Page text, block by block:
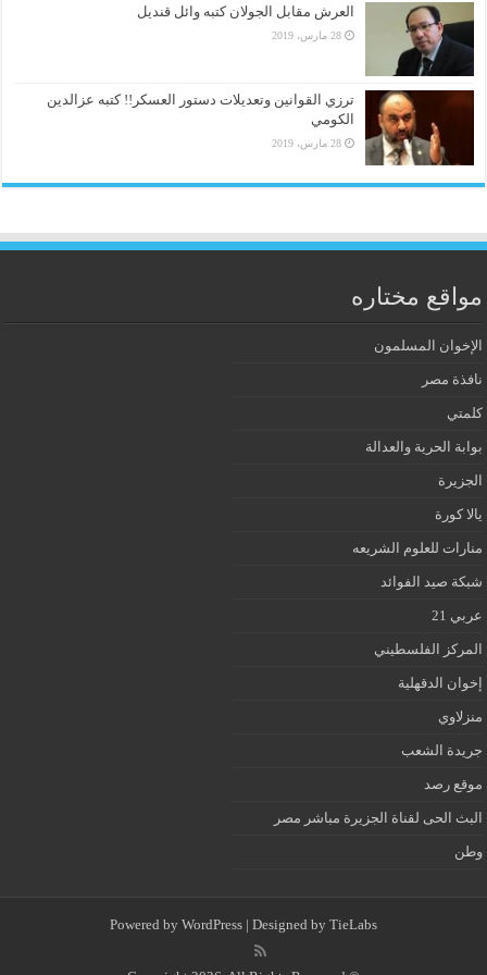
العرش مقابل الجولان كتبه وائل قنديل
28 مارس، 2019
ترزي القوانين وتعديلات دستور العسكر!! كتبه عزالدين
الكومي
28 مارس، 2019
مواقع مختاره
الإخوان المسلمون
نافذة مصر
كلمتي
بوابة الحرية والعدالة
الجزيرة
يالا كورة
منارات للعلوم الشريعه
شبكة صيد الفوائد
عربي 21
المركز الفلسطيني
إخوان الدقهلية
منزلاوي
جريدة الشعب
موقع رصد
البث الحى لقناة الجزيرة مباشر مصر
وطن
Powered by WordPress | Designed by TieLabs